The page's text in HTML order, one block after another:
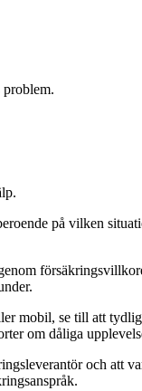
problem.
på vilken
mobil, se till att
om dåliga
och